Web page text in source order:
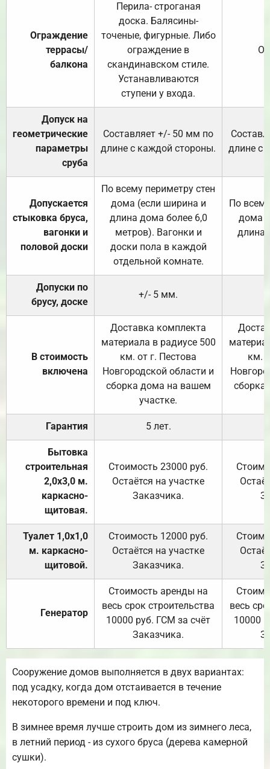
Ограждение
террасы/
балкона
Перила- строганая
доска. Балясины-
точеные, фигурные. Либо
ограждение в
скандинавском стиле.
Устанавливаются
ступени у входа.
Допуск на
геометрические
параметры
сруба
Составляет +/- 50 мм по
длине с каждой стороны.
длине с
Допускается
стыковка бруса,
вагонки и
половой доски
По всему периметру стен
дома (если ширина и
длина дома более 6,0
метров). Вагонки и
доски пола в каждой
отдельной комнате.
По
дома
длина
Допуски по
брусу, доске
+/- 5 мм.
В стоимость
включена
Доставка комплекта
материала в радиусе 500
км. от г. Пестова
Новгородской области и
сборка дома на вашем
участке.
км.
Гарантия 5 лет.
Бытовка
строительная
2,0х3,0 м.
каркасно-
щитовая.
Стоимость 23000 руб.
Остаётся на участке
Заказчика.
Туалет 1,0х1,0
м. каркасно-
щитовой.
Стоимость 12000 руб.
Остаётся на участке
Заказчика.
Генератор
Стоимость аренды на
весь срок строительства
10000 руб. ГСМ за счёт
Заказчика.
весь
10000
Сооружение домов выполняется в двух вариантах:
под усадку, когда дом отстаивается в течение
некоторого времени и под ключ.
В зимнее время лучше строить дом из зимнего леса,
в летний период - из сухого бруса (дерева камерной
сушки).